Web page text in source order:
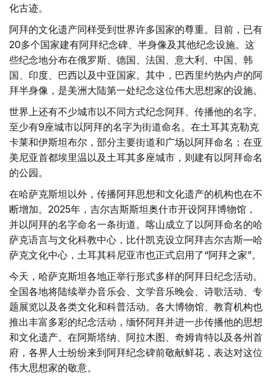
化古迹。
阿拜的文化遗产同样受到世界许多国家的尊重。目前，已有
20多个国家建有阿拜纪念碑、半身像及其他纪念设施。这
些纪念地分布在俄罗斯、德国、法国、意大利、中国、韩
国、印度、巴西以及中亚国家。其中，巴西里约热内卢的阿
拜半身像，是美洲大陆第一处纪念这位伟大思想家的设施。
世界上还有不少城市以不同方式纪念阿拜、传播他的名字。
至少有9座城市以阿拜的名字为街道命名。在土耳其克勒克
卡莱和伊斯坦布尔，部分主要街道和广场以阿拜命名；在亚
美尼亚首都埃里温以及土耳其多座城市，则建有以阿拜命名
的公园。
在哈萨克斯坦以外，传播阿拜思想和文化遗产的机构也在不
断增加。2025年，吉尔吉斯斯坦奥什市开设阿拜博物馆，
并以阿拜的名字命名一条街道。喀山成立了以阿拜命名的哈
萨克语言与文化科教中心，比什凯克设立阿拜吉尔吉斯—哈
萨克文化中心，土耳其科尼亚市也正式启用了“阿拜之家”。
今天，哈萨克斯坦各地正举行形式多样的阿拜日纪念活动。
全国各地将陆续举办音乐会、文学音乐晚会、诗歌活动、专
题展览以及各类文化和科普活动。各大博物馆、教育机构也
推出丰富多彩的纪念活动，缅怀阿拜并进一步传播他的思想
和文化遗产。在阿斯塔纳、阿拉木图、奇姆肯特以及各州首
府，各界人士纷纷来到阿拜纪念碑前敬献鲜花，表达对这位
伟大思想家的敬意。